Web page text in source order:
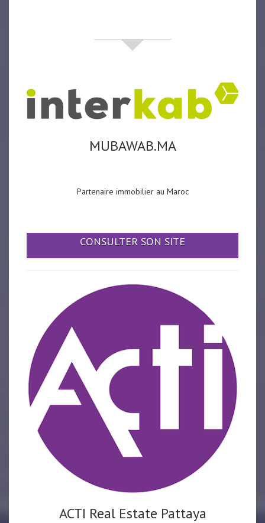
MUBAWAB.MA
Partenaire immobilier au Maroc
CONSULTER SON SITE
ACTI Real Estate Pattaya